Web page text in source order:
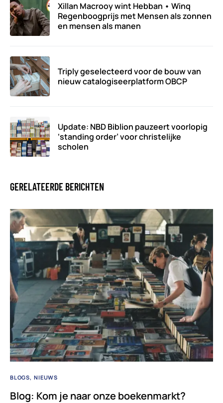
Xillan Macrooy wint Hebban • Winq
Regenboogprijs met Mensen als zonnen
en mensen als manen
Triply geselecteerd voor de bouw van
nieuw catalogiseerplatform OBCP
Update: NBD Biblion pauzeert voorlopig
‘standing order’ voor christelijke
scholen
GERELATEERDE BERICHTEN
BLOGS NIEUWS
Blog: Kom je naar onze boekenmarkt?